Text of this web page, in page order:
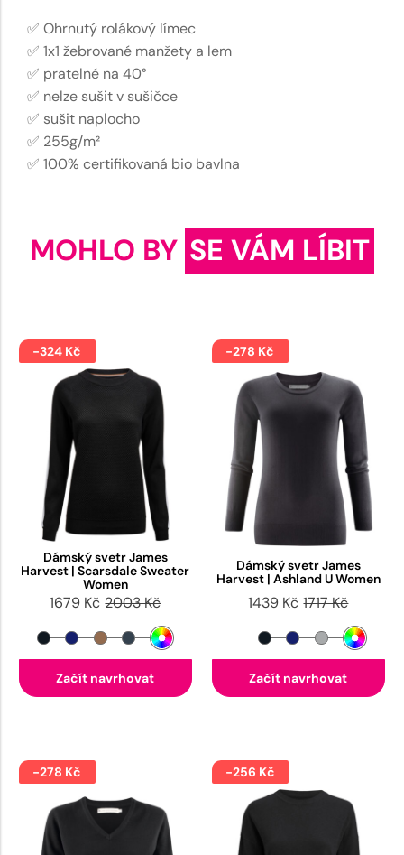
✅ Ohrnutý rolákový límec
✅ 1x1 žebrované manžety a lem
✅ pratelné na 40°
✅ nelze sušit v sušičce
✅ sušit naplocho
✅ 255g/m²
✅ 100% certifikovaná bio bavlna
MOHLO BY SE VÁM LÍBIT
-324 Kč
Dámský svetr James
Harvest | Scarsdale Sweater
Women
1679 Kč 2003 Kč
Začít navrhovat
-278 Kč
Dámský svetr James
Harvest | Ashland U Women
1439 Kč 1717 Kč
Začít navrhovat
-278 Kč -256 Kč